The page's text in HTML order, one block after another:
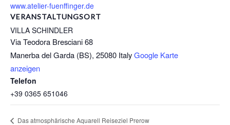
www.atelier-fuenffinger.de
VERANSTALTUNGSORT
VILLA SCHINDLER
Via Teodora Bresciani 68
Manerba del Garda (BS), 25080 ItalyGoogle Karte
anzeigen
Telefon
+39 0365 651046
Das atmosphärische Aquarell Reiseziel Prerow